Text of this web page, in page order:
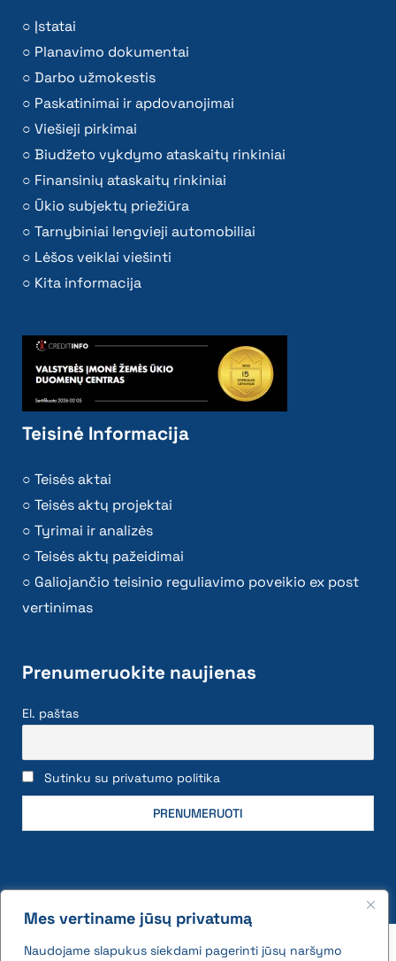
Mes vertiname jūsų privatumą
Naudojame slapukus siekdami pagerinti jūsų naršymo
Įstatai
Planavimo dokumentai
Darbo užmokestis
Paskatinimai ir apdovanojimai
Viešieji pirkimai
Biudžeto vykdymo ataskaitų rinkiniai
Finansinių ataskaitų rinkiniai
Ūkio subjektų priežiūra
Tarnybiniai lengvieji automobiliai
Lėšos veiklai viešinti
Kita informacija
Teisinė Informacija
Teisės aktai
Teisės aktų projektai
Tyrimai ir analizės
Teisės aktų pažeidimai
Galiojančio teisinio reguliavimo poveikio ex post
vertinimas
Prenumeruokite naujienas
El. paštas
Sutinku su privatumo politika